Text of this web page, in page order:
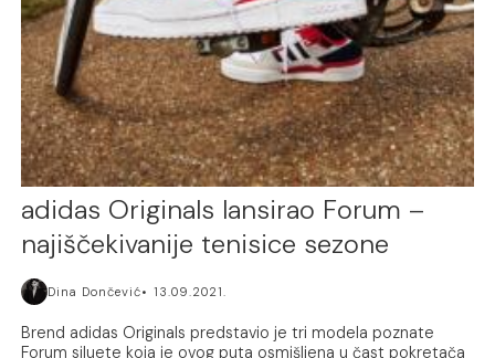
adidas Originals lansirao Forum –
najiščekivanije tenisice sezone
Dina Dončević 13.09.2021.
Brend adidas Originals predstavio je tri modela poznate
Forum siluete koja je ovog puta osmišljena u čast pokretača